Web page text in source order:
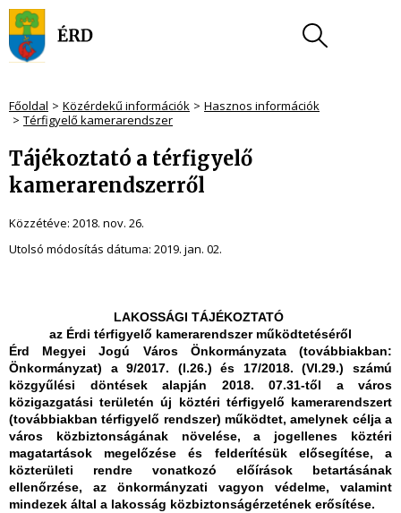
Főoldal Közérdekű információk
Hasznos információk
Térfigyelő kamerarendszer
Tájékoztató a térfigyelő
kamerarendszerről
Közzétéve: 2018. nov. 26.
Utolsó módosítás dátuma: 2019. jan. 02.
LAKOSSÁGI TÁJÉKOZTATÓ
az Érdi térfigyelő kamerarendszer működtetéséről
Érd Megyei Jogú Város Önkormányzata(továbbiakban:
Önkormányzat) a 9/2017. (I.26.) és 17/2018. (VI.29.) számú
közgyűlési döntések alapján 2018. 07.31-től a város
közigazgatási területénúj köztéri térfigyelő kamerarendszert
(továbbiakban térfigyelő rendszer) működtet, amelynek céljaa
város közbiztonságának növelése, a jogellenes köztéri
magatartások megelőzése és felderítésük elősegítése, a
közterületi rendre vonatkozó előírások betartásának
ellenőrzése, az önkormányzati vagyon védelme, valamint
mindezek által a lakosság közbiztonságérzetének erősítése.